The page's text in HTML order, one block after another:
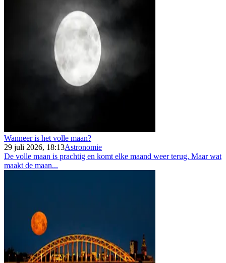
Wanneer is het volle maan?
29 juli 2026, 18:13Astronomie
De volle maan is prachtig en komt elke maand weer terug. Maar wat
maakt de maan...